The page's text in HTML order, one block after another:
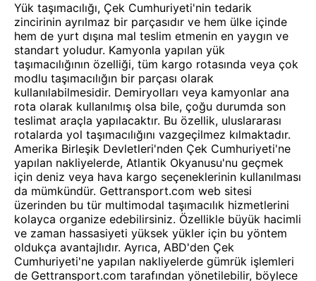
Yük taşımacılığı, Çek Cumhuriyeti'nin tedarik
zincirinin ayrılmaz bir parçasıdır ve hem ülke içinde
hem de yurt dışına mal teslim etmenin en yaygın ve
standart yoludur. Kamyonla yapılan yük
taşımacılığının özelliği, tüm kargo rotasında veya çok
modlu taşımacılığın bir parçası olarak
kullanılabilmesidir. Demiryolları veya kamyonlar ana
rota olarak kullanılmış olsa bile, çoğu durumda son
teslimat araçla yapılacaktır. Bu özellik, uluslararası
rotalarda yol taşımacılığını vazgeçilmez kılmaktadır.
Amerika Birleşik Devletleri'nden Çek Cumhuriyeti'ne
yapılan nakliyelerde, Atlantik Okyanusu'nu geçmek
için deniz veya hava kargo seçeneklerinin kullanılması
da mümkündür. Gettransport.com web sitesi
üzerinden bu tür multimodal taşımacılık hizmetlerini
kolayca organize edebilirsiniz. Özellikle büyük hacimli
ve zaman hassasiyeti yüksek yükler için bu yöntem
oldukça avantajlıdır. Ayrıca, ABD'den Çek
Cumhuriyeti'ne yapılan nakliyelerde gümrük işlemleri
de Gettransport.com tarafından yönetilebilir, böylece